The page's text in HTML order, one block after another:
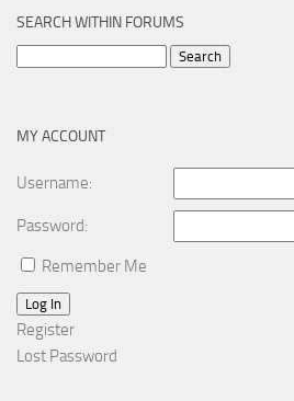
SEARCH WITHIN FORUMS
MY ACCOUNT
Username:
Password:
Remember Me
Log In
Register
Lost Password